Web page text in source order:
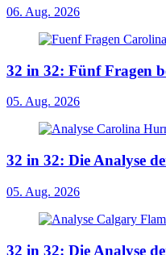
06. Aug. 2026
32 in 32: Fünf Fragen
05. Aug. 2026
32 in 32: Die Analyse
05. Aug. 2026
32 in 32: Die Analyse